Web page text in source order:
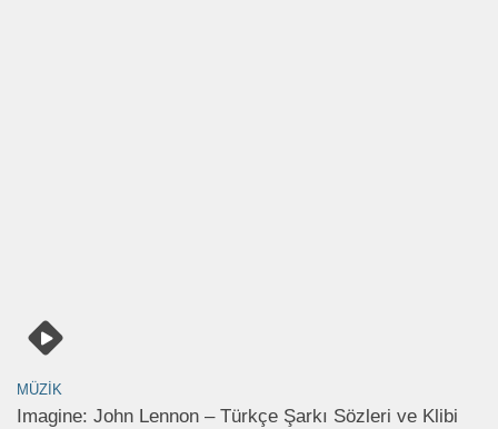
MÜZIK
Imagine: John Lennon – Türkçe Şarkı Sözleri ve Klibi